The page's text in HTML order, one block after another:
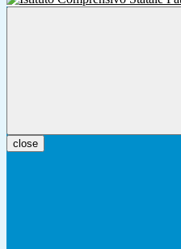
close